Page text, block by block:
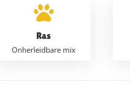
Ras
Onherleidbare mix